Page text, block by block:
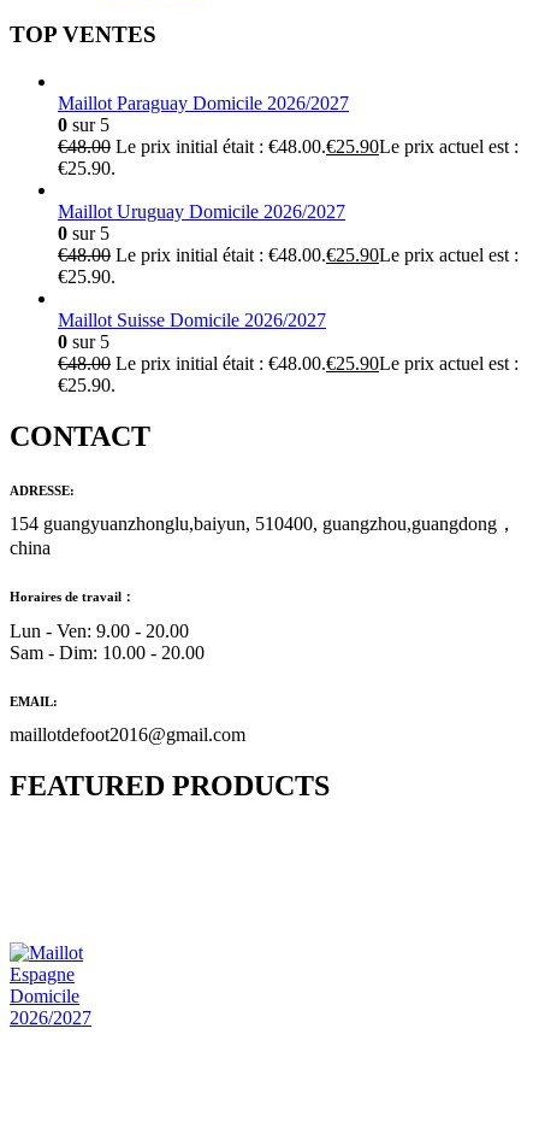
TOP VENTES
Maillot Paraguay Domicile 2026/2027
0 sur 5
€48.00 Le prix initial était : €48.00.€25.90Le prix actuel est :
€25.90.
Maillot Uruguay Domicile 2026/2027
0 sur 5
€48.00 Le prix initial était : €48.00.€25.90Le prix actuel est :
€25.90.
Maillot Suisse Domicile 2026/2027
0 sur 5
€48.00 Le prix initial était : €48.00.€25.90Le prix actuel est :
€25.90.
CONTACT
ADRESSE:
154 guangyuanzhonglu,baiyun, 510400, guangzhou,guangdong，
china
Horaires de travail：
Lun - Ven: 9.00 - 20.00
Sam - Dim: 10.00 - 20.00
EMAIL:
maillotdefoot2016@gmail.com
FEATURED PRODUCTS